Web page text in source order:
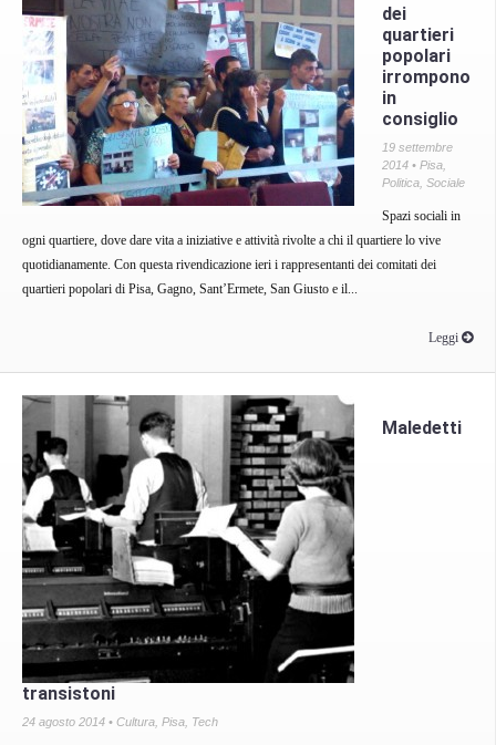
dei
quartieri
popolari
irrompono
in
consiglio
19 settembre
2014 • Pisa
Politica Sociale
Spazi sociali in
ogni quartiere, dove dare vita a iniziative e attività rivolte a chi il quartiere lo vive
quotidianamente. Con questa rivendicazione ieri i rappresentanti dei comitati dei
quartieri popolari di Pisa, Gagno, Sant’Ermete, San Giusto e il...
Leggi
Maledetti
transistoni
24 agosto 2014 • Cultura Pisa Tech